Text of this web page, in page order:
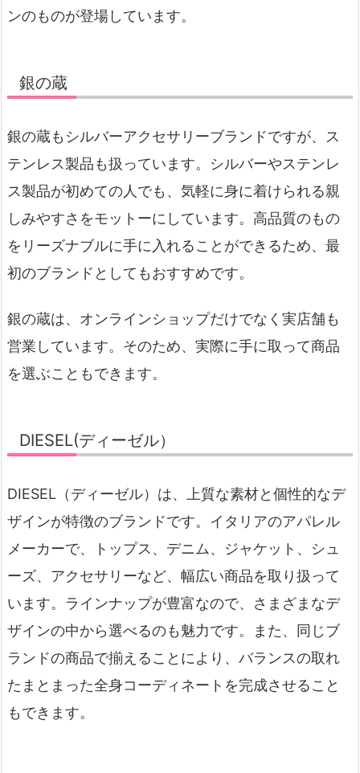
ンのものが登場しています。
銀の蔵
銀の蔵もシルバーアクセサリーブランドですが、ス
テンレス製品も扱っています。シルバーやステンレ
ス製品が初めての人でも、気軽に身に着けられる親
しみやすさをモットーにしています。高品質のもの
をリーズナブルに手に入れることができるため、最
初のブランドとしてもおすすめです。
銀の蔵は、オンラインショップだけでなく実店舗も
営業しています。そのため、実際に手に取って商品
を選ぶこともできます。
DIESEL(ディーゼル）
DIESEL（ディーゼル）は、上質な素材と個性的なデ
ザインが特徴のブランドです。イタリアのアパレル
メーカーで、トップス、デニム、ジャケット、シュ
ーズ、アクセサリーなど、幅広い商品を取り扱って
います。ラインナップが豊富なので、さまざまなデ
ザインの中から選べるのも魅力です。また、同じブ
ランドの商品で揃えることにより、バランスの取れ
たまとまった全身コーディネートを完成させること
もできます。